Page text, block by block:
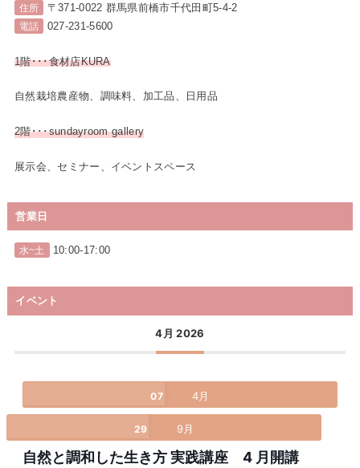
住所 〒371-0022 群馬県前橋市千代田町5-4-2
電話 027-231-5600
1階･･･食材店KURA
自然栽培農産物、調味料、加工品、日用品
2階･･･sundayroom gallery
展示会、セミナー、イベントスペース
営業日
水~土 10:00-17:00
イベント
4月 2026
07 4月
29 9月
自然と調和した生き方 実践講座 4 月開講